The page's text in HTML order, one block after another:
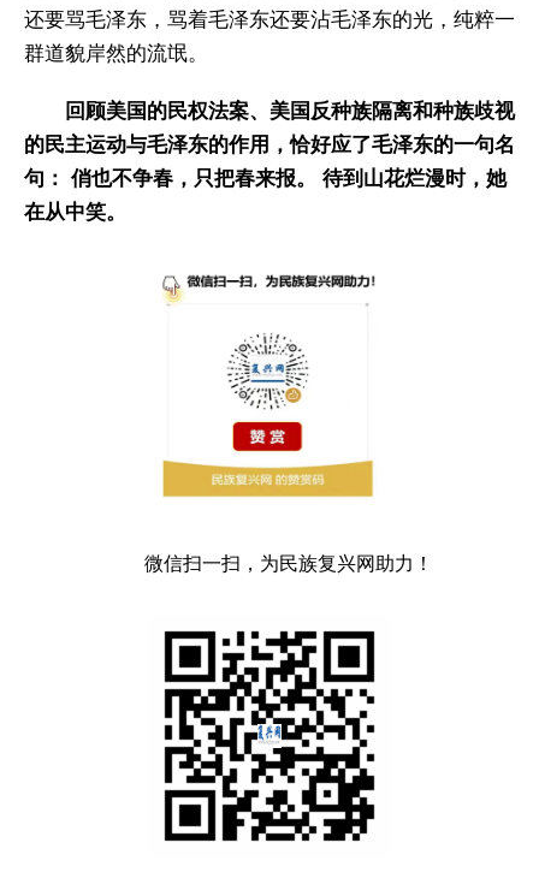
还要骂毛泽东，骂着毛泽东还要沾毛泽东的光，纯粹一
群道貌岸然的流氓。
回顾美国的民权法案、美国反种族隔离和种族歧视
的民主运动与毛泽东的作用，恰好应了毛泽东的一句名
句： 俏也不争春，只把春来报。 待到山花烂漫时，她
在从中笑。
微信扫一扫，为民族复兴网助力！